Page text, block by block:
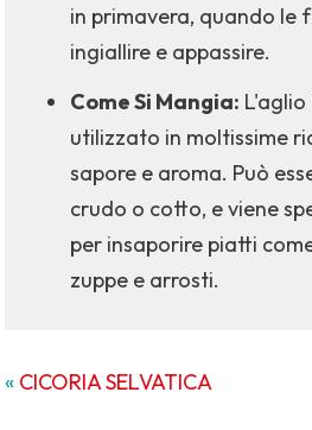
in primavera, quando le
ingiallire e appassire.
Come Si Mangia:
utilizzato in moltissime
sapore e aroma. Può
crudo o cotto, e viene
per insaporire piatti
zuppe e arrosti.
« CICORIA SELVATICA